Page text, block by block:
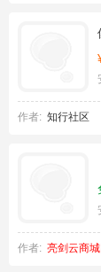
作者: 知行社区
作者: 亮剑云商